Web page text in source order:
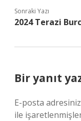
Sonraki Yazı
2024 Terazi
Bir yanıt
E-posta
ile